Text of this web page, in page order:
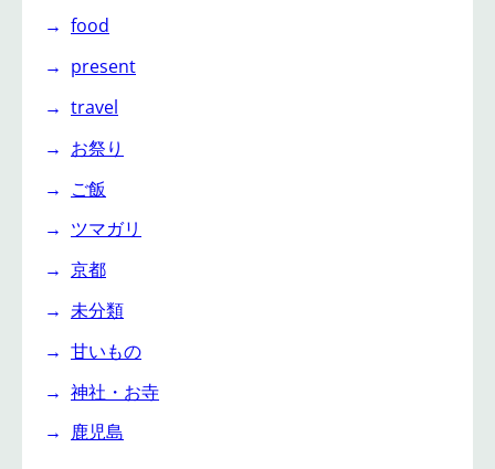
food
present
travel
お祭り
ご飯
ツマガリ
京都
未分類
甘いもの
神社・お寺
鹿児島